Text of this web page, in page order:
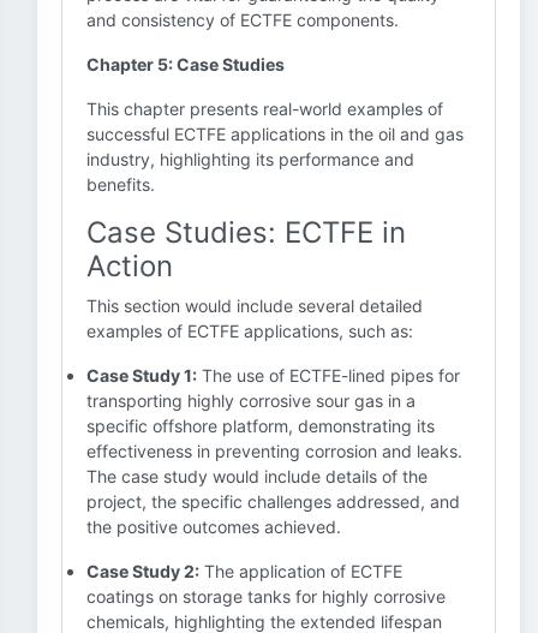
and consistency of ECTFE components.
Chapter 5: Case Studies
This chapter presents real-world examples of
successful ECTFE applications in the oil and gas
industry, highlighting its performance and
benefits.
Case Studies: ECTFE in
Action
This section would include several detailed
examples of ECTFE applications, such as:
Case Study 1: The use of ECTFE-lined pipes for
transporting highly corrosive sour gas in a
specific offshore platform, demonstrating its
effectiveness in preventing corrosion and leaks.
The case study would include details of the
project, the specific challenges addressed, and
the positive outcomes achieved.
Case Study 2: The application of ECTFE
coatings on storage tanks for highly corrosive
chemicals, highlighting the extended lifespan